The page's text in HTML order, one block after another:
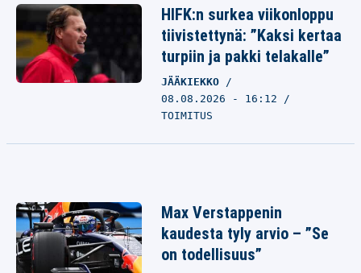
HIFK:n surkea viikonloppu
tiivistettynä: ”Kaksi kertaa
turpiin ja pakki telakalle”
JÄÄKIEKKO
08.08.2026 - 16:12
TOIMITUS
Max Verstappenin
kaudesta tyly arvio – ”Se
on todellisuus”